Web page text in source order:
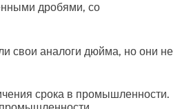
дробями, со
свои аналоги дюйма, но они не
срока в промышленности.